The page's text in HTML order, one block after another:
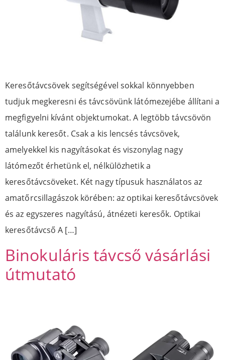
Keresőtávcsövek segítségével sokkal könnyebben
tudjuk megkeresni és távcsövünk látómezejébe állítani a
megfigyelni kívánt objektumokat. A legtöbb távcsövön
találunk keresőt. Csak a kis lencsés távcsövek,
amelyekkel kis nagyításokat és viszonylag nagy
látómezőt érhetünk el, nélkülözhetik a
keresőtávcsöveket. Két nagy típusuk használatos az
amatőrcsillagászok körében: az optikai keresőtávcsövek
és az egyszeres nagyítású, átnézeti keresők. Optikai
keresőtávcső A […]
Binokuláris távcső vásárlási
útmutató